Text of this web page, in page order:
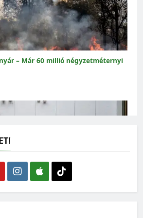
– Már 60 millió négyzetméternyi
különös csapatmunkája az új